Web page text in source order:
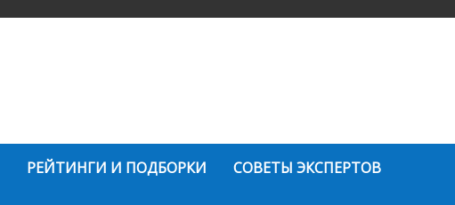
РЕЙТИНГИ И ПОДБОРКИ СОВЕТЫ ЭКСПЕРТОВ